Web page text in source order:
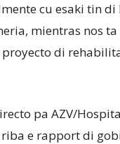
cu esaki tin di
mientras nos
di
pa AZV/
riba e rapport di